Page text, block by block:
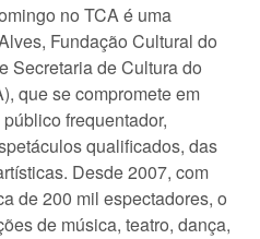
no TCA é uma
Fundação Cultural do
Secretaria de Cultura do
que se compromete em
frequentador,
qualificados, das
Desde 2007, com
de 200 mil espectadores, o
de música, teatro, dança,